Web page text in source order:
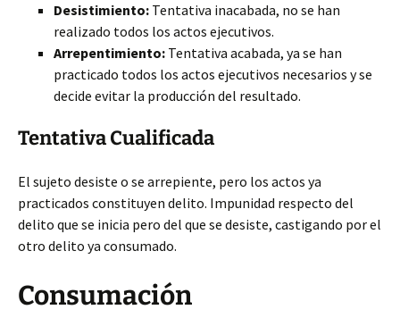
Desistimiento: Tentativa inacabada, no se han
realizado todos los actos ejecutivos.
Arrepentimiento: Tentativa acabada, ya se han
practicado todos los actos ejecutivos necesarios y se
decide evitar la producción del resultado.
Tentativa Cualificada
El sujeto desiste o se arrepiente, pero los actos ya
practicados constituyen delito. Impunidad respecto del
delito que se inicia pero del que se desiste, castigando por el
otro delito ya consumado.
Consumación